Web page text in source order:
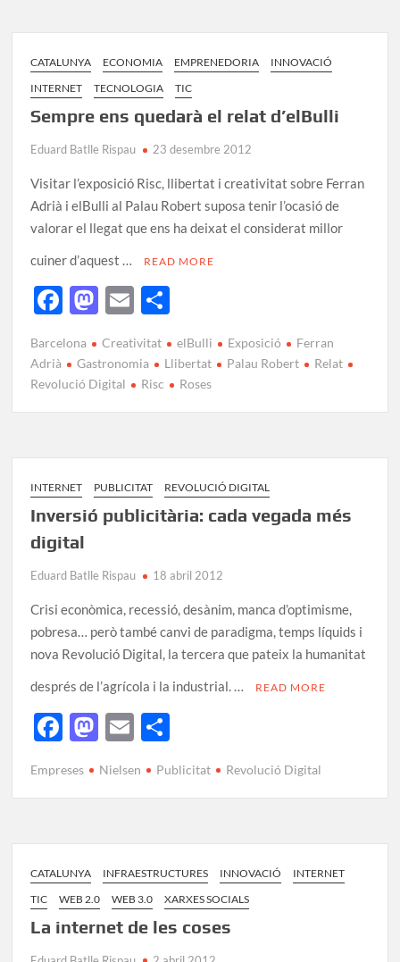
o
k
n
te
ix
CATALUNYA ECONOMIA EMPRENEDORIA
INNOVACIÓ
INTERNET
TECNOLOGIA TIC
Sempre ens quedarà el relat d’elBulli
Eduard Batlle Rispau 23 desembre 2012
Visitar l’exposició Risc, llibertat i creativitat sobre Ferran
Adrià i elBulli al Palau Robert suposa tenir l’ocasió de
valorar el llegat que ens ha deixat el considerat millor
cuiner d’aquest …
READ MORE
F
e
b
o
M
to
d
o
E
ail m
p
ar
Barcelona Creativitat elBulli Exposició
Ferran
Adrià
Gastronomia Llibertat Palau Robert
Relat
Revolució Digital
Risc Roses
INTERNET PUBLICITAT REVOLUCIÓ DIGITAL
Inversió publicitària: cada vegada més
digital
Eduard Batlle Rispau 18 abril 2012
Crisi econòmica, recessió, desànim, manca d’optimisme,
pobresa… però també canvi de paradigma, temps líquids i
nova Revolució Digital, la tercera que pateix la humanitat
després de l’agrícola i la industrial. …
READ MORE
F
e
o
o
k
M
to
o
n
E
ail m
ar
te
ix
Empreses Nielsen Publicitat Revolució Digital
CATALUNYA INFRAESTRUCTURES INNOVACIÓ
INTERNET
TIC
WEB 2.0 WEB 3.0 XARXES SOCIALS
La internet de les coses